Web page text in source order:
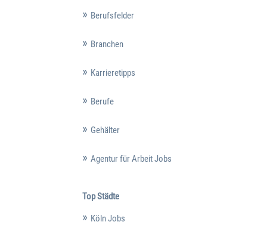
Berufsfelder
Branchen
Karrieretipps
Berufe
Gehälter
Agentur für Arbeit Jobs
Top Städte
Köln Jobs